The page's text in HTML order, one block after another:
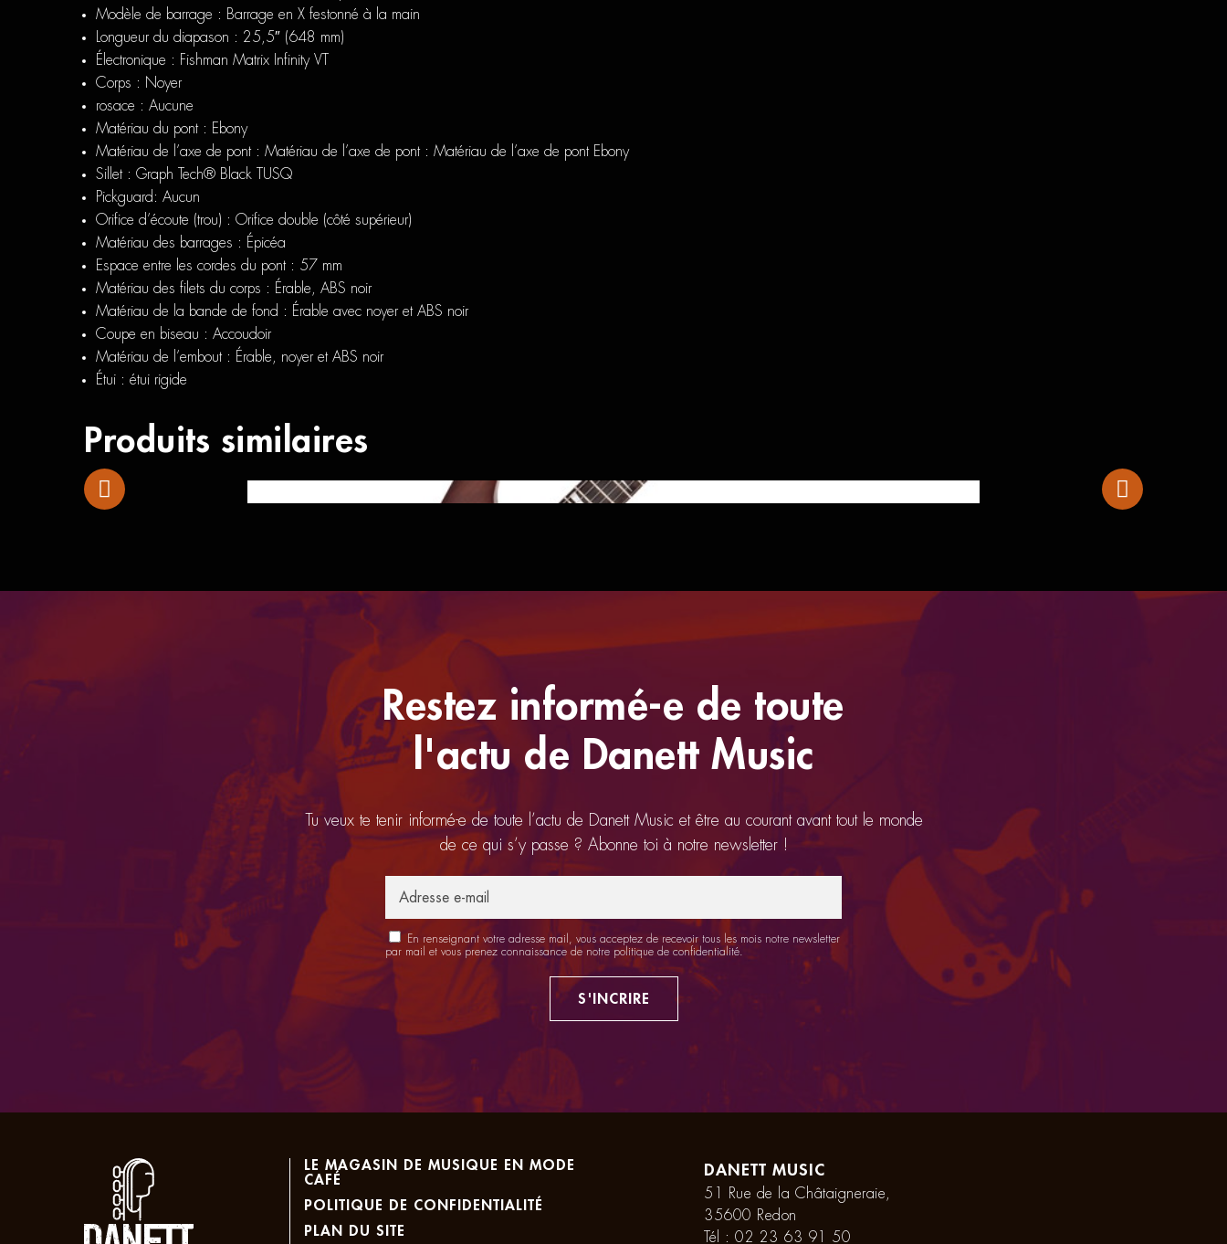
Modèle de barrage : Barrage en X festonné à la main
Longueur du diapason : 25,5″ (648 mm)
Électronique : Fishman Matrix Infinity VT
Corps : Noyer
rosace : Aucune
Matériau du pont : Ebony
Matériau de l’axe de pont : Matériau de l’axe de pont : Matériau de l’axe de pontEbony
Sillet : Graph Tech® Black TUSQ
Pickguard: Aucun
Orifice d’écoute (trou) : Orifice double (côté supérieur)
Matériau des barrages : Épicéa
Espace entre les cordes du pont : 57 mm
Matériau des filets du corps : Érable, ABS noir
Matériau de la bande de fond : Érable avec noyer et ABS noir
Coupe en biseau : Accoudoir
Matériau de l’embout : Érable, noyer et ABS noir
Étui : étui rigide
Produits similaires
Squier Paranormal Cabronita Telecaster
Restez informé-e de toute
l'actu de Danett Music
Tu veux te tenir informé-e de toute l’actu de Danett Music et être au courant avant tout le monde
de ce qui s’y passe ? Abonne toi à notre newsletter !
En renseignant votre adresse mail, vous acceptez de recevoir tous les mois notre newsletter
par mail et vous prenez connaissance de notre politique de confidentialité
S'INCRIRE
LE MAGASIN DE MUSIQUE EN MODE
CAFÉ
POLITIQUE DE CONFIDENTIALITÉ
PLAN DU SITE
DANETT MUSIC
51 Rue de la Châtaigneraie,
35600 Redon
Tél : 02 23 63 91 50